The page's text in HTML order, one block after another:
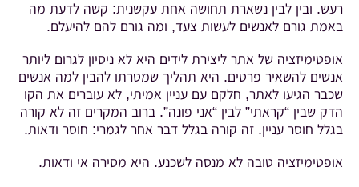
רעש. ובין לבין נשארת תחושה אחת עקשנית: קשה לדעת מה
באמת גורם לאנשים לעשות צעד, ומה גורם להם להיעלם.
אופטימיזציה של אתר ליצירת לידים היא לא ניסיון לגרום ליותר
אנשים להשאיר פרטים. היא תהליך שמטרתו להבין למה אנשים
שכבר הגיעו לאתר, חלקם עם עניין אמיתי, לא עוברים את הקו
הדק שבין “קראתי” לבין “אני פונה”. ברוב המקרים זה לא קורה
בגלל חוסר עניין. זה קורה בגלל דבר אחר לגמרי: חוסר ודאות.
אופטימיזציה טובה לא מנסה לשכנע. היא מסירה אי ודאות.